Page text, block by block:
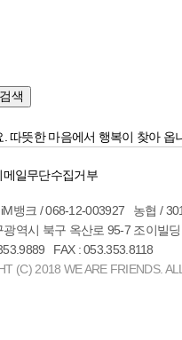
따뜻한 마음에서 행복이 찾아 옵
메일무단수집거부
뱅크 / 068-12-003927 농협 /
광역시 북구 옥산로 95-7 조이빌
FAX : 053.353.8118
(C) 2018 WE ARE FRIENDS.